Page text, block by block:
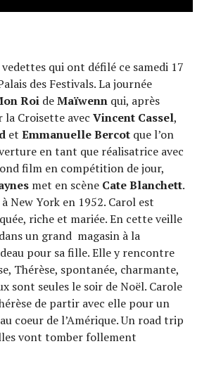
vedettes qui ont défilé ce samedi 17
des Festivals. La journée
Roi deMaïwenn qui, après
la Croisette avecVincent Cassel,
etEmmanuelle Bercot que l’on
en tant que réalisatrice avec
film en compétition de jour,
met en scène Cate Blanchett.
New York en 1952. Carol est
riche et mariée. En cette veille
un grand magasin à la
pour sa fille. Elle y rencontre
Thérèse, spontanée, charmante,
sont seules le soir de Noël. Carole
de partir avec elle pour un
coeur de l’Amérique. Un road trip
vont tomber follement